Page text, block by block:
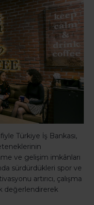
Türkiye İş Bankası,
ve gelişim imkânları
sürdürdükleri spor ve
artırıcı, çalışma
değerlendirerek